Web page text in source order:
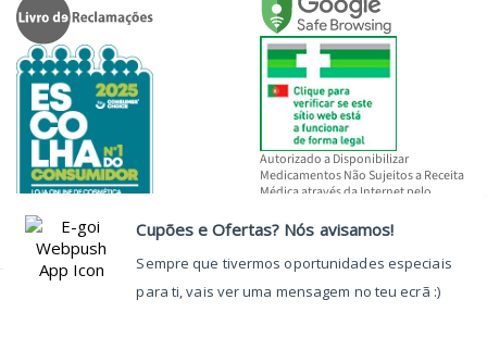
Autorizado a Disponibilizar
Medicamentos Não Sujeitos a Receita
Médica através da Internet pelo